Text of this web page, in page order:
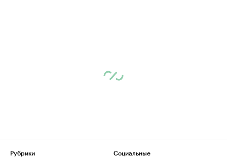
Рубрики
Социальные